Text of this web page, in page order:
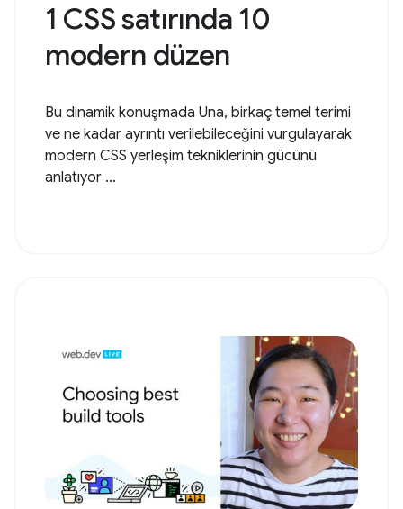
1 CSS satırında 10
modern düzen
Bu dinamik konuşmada Una, birkaç temel terimi
ve ne kadar ayrıntı verilebileceğini vurgulayarak
modern CSS yerleşim tekniklerinin gücünü
anlatıyor ...